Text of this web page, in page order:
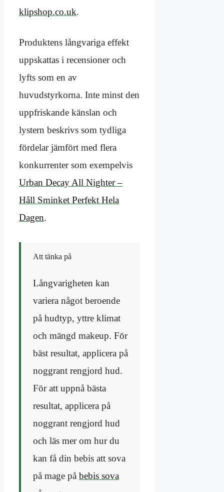
klipshop.co.uk.
Produktens långvariga effekt
uppskattas i recensioner och
lyfts som en av
huvudstyrkorna. Inte minst den
uppfriskande känslan och
lystern beskrivs som tydliga
fördelar jämfört med flera
konkurrenter som exempelvis
Urban Decay All Nighter –
Håll Sminket Perfekt Hela
Dagen.
Att tänka på
Långvarigheten kan
variera något beroende
på hudtyp, yttre klimat
och mängd makeup. För
bäst resultat, applicera på
noggrant rengjord hud.
För att uppnå bästa
resultat, applicera på
noggrant rengjord hud
och läs mer om hur du
kan få din bebis att sova
på mage på bebis sova